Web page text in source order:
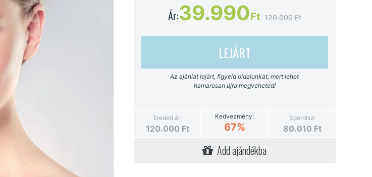
Ár:39.990Ft 120.000 Ft
LEJÁRT
Az ajánlat lejárt, figyeld oldalunkat, mert lehet
hamarosan újra megveheted!
Eredeti ár:
120.000 Ft
Kedvezmény:
67%
Spórolsz:
80.010 Ft
Add ajándékba